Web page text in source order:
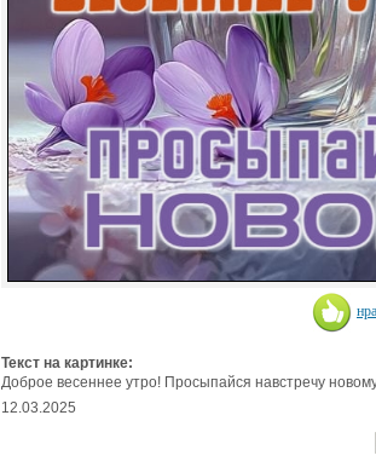
Текст на картинке:
Доброе весеннее утро! Просыпайся навстречу
12.03.2025